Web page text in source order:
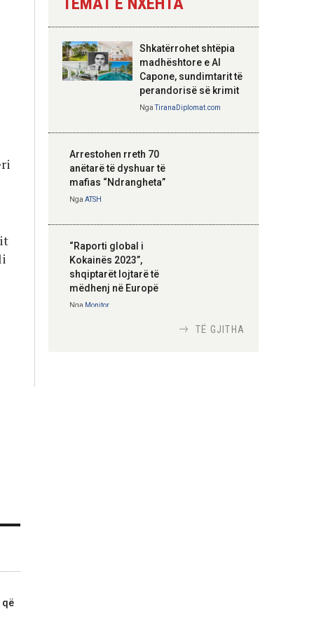
që
Hoxha takim me
zyrtarë të lartë të
DASH: Angazhim i
përbashkët për
strategjik
Shkatërrohet shtëpia
madhështore e Al
Capone, sundimtarit të
perandorisë së krimit
NgaTiranaDiplomat.com
Arrestohen rreth 70
anëtarë të dyshuar të
mafias “Ndrangheta”
Nga ATSH
“Raporti global i
Kokainës 2023”,
shqiptarët lojtarë të
mëdhenj në Europë
Nga Monitor
TË GJITHA